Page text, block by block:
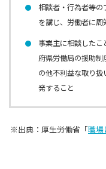
相談者・行為者等
を講じ、労働者に周
事業主に相談した
府県労働局の援助制
の他不利益な取り
発すること
※出典：厚生労働省「職場